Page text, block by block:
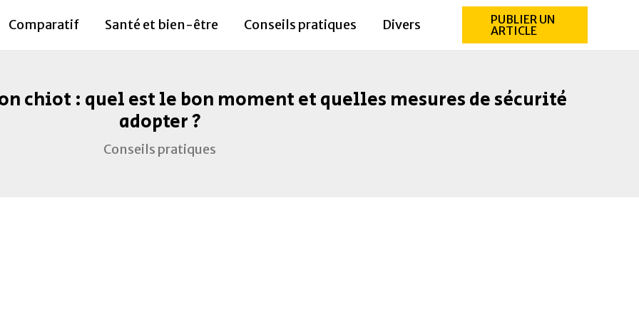
Comparatif Santé et bien-être Conseils pratiques Divers
PUBLIER UN
ARTICLE
chiot : quel est le bon moment et quelles mesures de sécurité
adopter ?
Conseils pratiques